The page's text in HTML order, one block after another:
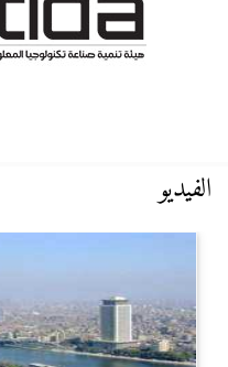
الفيديو